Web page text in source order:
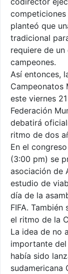
competiciones
planteó que
tradicional
requiere de
campeones.
Así entonces,
Campeonatos
este viernes
Federación
debatirá
ritmo de dos
En el
(3:00 pm) se
asociación de
estudio de
día de la
FIFA.
el ritmo de la
La idea de no
importante
había sido
sudamericana